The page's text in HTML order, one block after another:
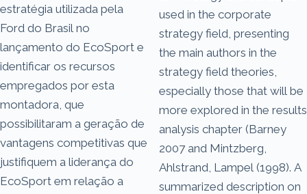
estratégia utilizada pela
Ford do Brasil no
lançamento do EcoSport e
identificar os recursos
empregados por esta
montadora, que
possibilitaram a geração de
vantagens competitivas que
justifiquem a liderança do
EcoSport em relação a
used in the corporate
strategy field, presenting
the main authors in the
strategy field theories,
especially those that will be
more explored in the results
analysis chapter (Barney
2007 and Mintzberg,
Ahlstrand, Lampel (1998). A
summarized description on